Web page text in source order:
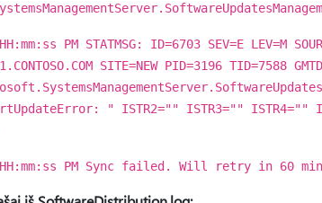
PM STATMSG: ID=6703 SEV=E LEV=M
SITE=NEW PID=3196 TID=7588
" ISTR2="" ISTR3="" ISTR4=""
HH:mm:ss PM Sync failed. Will retry in 60